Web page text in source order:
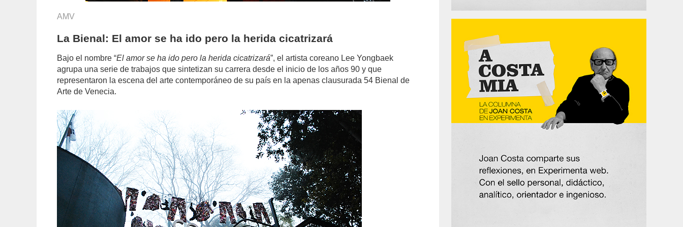
AMV
La Bienal: El amor se ha ido pero la herida cicatrizará
Bajo el nombre “El amor se ha ido pero la herida cicatrizará”, el artista coreano Lee Yongbaek
agrupa una serie de trabajos que sintetizan su carrera desde el inicio de los años 90 y que
representaron la escena del arte contemporáneo de su país en la apenas clausurada 54 Bienal de
Arte de Venecia.